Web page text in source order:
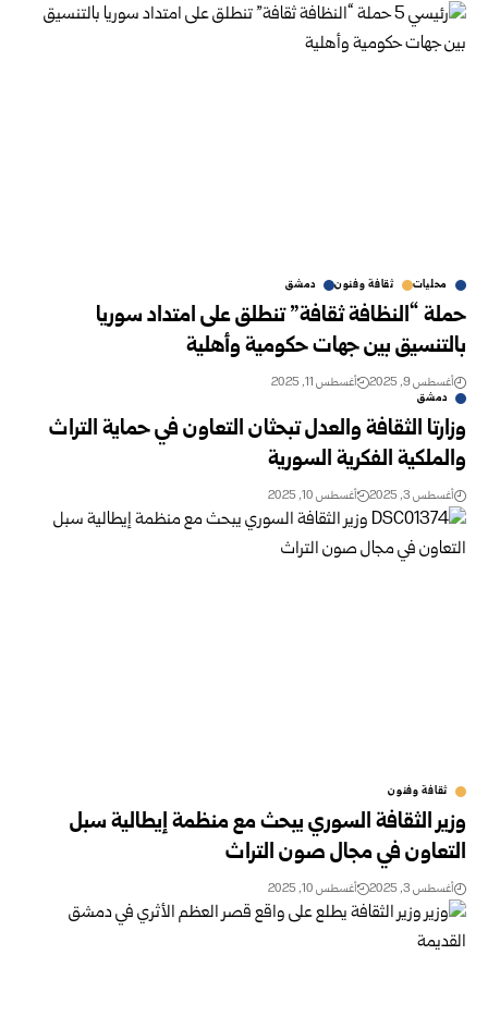
محليات ثقافة وفنون دمشق
حملة “النظافة ثقافة” تنطلق على امتداد سوريا
بالتنسيق بين جهات حكومية وأهلية
أغسطس 9, 2025 أغسطس 11, 2025
دمشق
وزارتا الثقافة والعدل تبحثان التعاون في حماية التراث
والملكية الفكرية السورية
أغسطس 3, 2025 أغسطس 10, 2025
ثقافة وفنون
وزير الثقافة السوري يبحث مع منظمة إيطالية سبل
التعاون في مجال صون التراث
أغسطس 3, 2025 أغسطس 10, 2025